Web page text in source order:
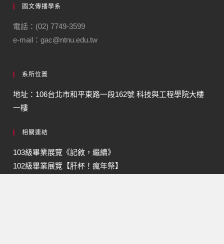
圖文傳播學系
電話：(02) 7749-3599
e-mail：gac@ntnu.edu.tw
系所位置
地址：106台北市和平東路一段162號 科技與工程學院大樓
一樓
相關連結
103級畢業展覽《記敘，繼續》
102級畢業展覽【肝杯！瘋年祭】